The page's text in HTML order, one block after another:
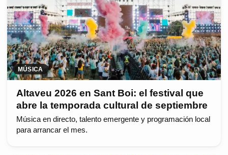
MÚSICA
Altaveu 2026 en Sant Boi: el festival que
abre la temporada cultural de septiembre
Música en directo, talento emergente y programación local
para arrancar el mes.